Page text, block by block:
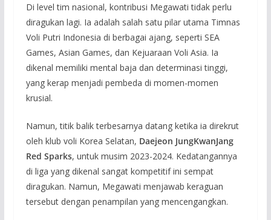
Di level tim nasional, kontribusi Megawati tidak perlu
diragukan lagi. Ia adalah salah satu pilar utama Timnas
Voli Putri Indonesia di berbagai ajang, seperti SEA
Games, Asian Games, dan Kejuaraan Voli Asia. Ia
dikenal memiliki mental baja dan determinasi tinggi,
yang kerap menjadi pembeda di momen-momen
krusial.
Namun, titik balik terbesarnya datang ketika ia direkrut
oleh klub voli Korea Selatan, Daejeon JungKwanJang
Red Sparks, untuk musim 2023-2024. Kedatangannya
di liga yang dikenal sangat kompetitif ini sempat
diragukan. Namun, Megawati menjawab keraguan
tersebut dengan penampilan yang mencengangkan.